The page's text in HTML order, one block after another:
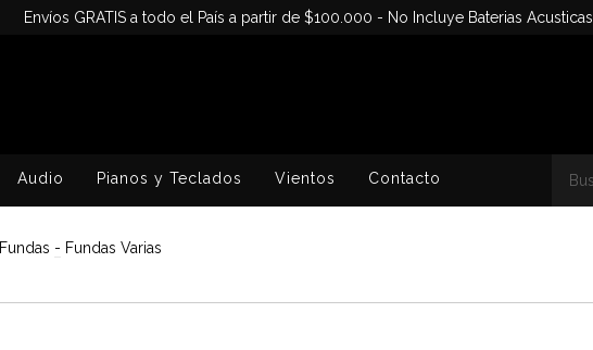
Envíos GRATIS a todo el País a partir de $100.000 - No Incluye Baterias Acusticas
Audio Pianos y Teclados Vientos Contacto
Fundas - Fundas Varias